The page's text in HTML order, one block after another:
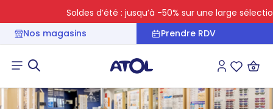
Soldes d’été : jusqu’à -50% sur une large sélection
Nos magasins
Prendre RDV
Connexion